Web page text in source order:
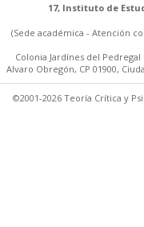
17, Instituto de
(Sede académica - Atención
Colonia Jardínes del Pedregal
Alvaro Obregón, CP 01900,
©2001-2026 Teoría Crítica y